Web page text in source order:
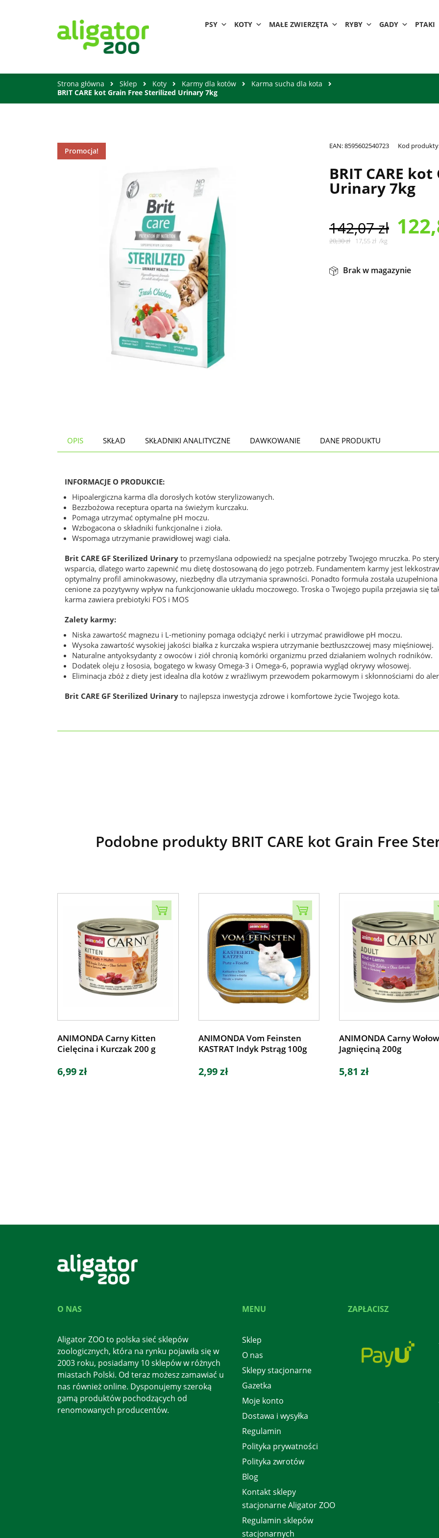
PSY KOTY MAŁE ZWIERZĘTA RYBY GADY PTAKI
Strona główna Sklep Koty Karmy dla kotów
Karma sucha dla kota
BRIT CARE kot Grain Free Sterilized Urinary 7kg
Promocja!
EAN:8595602540723 Kod
BRIT CARE
Urinary 7kg
142,07zł
20,30zł 17,55zł /kg
Brak w magazynie
OPIS SKŁAD SKŁADNIKI ANALITYCZNE DAWKOWANIE DANE PRODUKTU
INFORMACJE O PRODUKCIE:
Hipoalergiczna karma dla dorosłych kotów sterylizowanych.
Bezzbożowa receptura oparta na świeżym kurczaku.
Pomaga utrzymać optymalne pH moczu.
Wzbogacona o składniki funkcjonalne i zioła.
Wspomaga utrzymanie prawidłowej wagi ciała.
Brit CARE GF Sterilized Urinary to przemyślana odpowiedź na specjalne potrzeby Twojego mruczka. Po
wsparcia, dlatego warto zapewnić mu dietę dostosowaną do jego potrzeb. Fundamentem karmy jest
optymalny profil aminokwasowy, niezbędny dla utrzymania sprawności. Ponadto formuła została
cenione za pozytywny wpływ na funkcjonowanie układu moczowego. Troska o Twojego pupila przejawia się
karma zawiera prebiotyki FOS i MOS
Zalety karmy:
Niska zawartość magnezu i L-metioniny pomaga odciążyć nerki i utrzymać prawidłowe pH moczu.
Wysoka zawartość wysokiej jakości białka z kurczaka wspiera utrzymanie beztłuszczowej masy mięśniowej.
Naturalne antyoksydanty z owoców i ziół chronią komórki organizmu przed działaniem wolnych rodników.
Dodatek oleju z łososia, bogatego w kwasy Omega-3 i Omega-6, poprawia wygląd okrywy włosowej.
Eliminacja zbóż z diety jest idealna dla kotów z wrażliwym przewodem pokarmowym i skłonnościami do
Brit CARE GF Sterilized Urinary to najlepsza inwestycja zdrowe i komfortowe życie Twojego kota.
Podobne produkty BRIT CARE kot Grain Free
ANIMONDA Carny Kitten
Cielęcina i Kurczak 200 g
6,99 zł
ANIMONDA Vom Feinsten
KASTRAT Indyk Pstrąg 100g
2,99 zł
ANIMONDA Carny
Jagnięciną 200g
5,81 zł
O NAS
Aligator ZOO to polska sieć sklepów
zoologicznych, która na rynku pojawiła się w
2003 roku, posiadamy 10 sklepów w różnych
miastach Polski. Od teraz możesz zamawiać u
nas również online. Dysponujemy szeroką
gamą produktów pochodzących od
renomowanych producentów.
MENU
Sklep
O nas
Sklepy stacjonarne
Gazetka
Moje konto
Dostawa i wysyłka
Regulamin
Polityka prywatności
Polityka zwrotów
Blog
Kontakt sklepy
stacjonarne Aligator ZOO
Regulamin sklepów
stacjonarnych
ZAPŁACISZ